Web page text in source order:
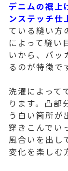
デニムの裾上
ンステッチ仕
ている縫い方
によって縫い
いから、パッ
るのが特徴で
洗濯によって
ります。凸部
う白い箇所が
穿きこんでい
風合いを出し
変化を楽しむ